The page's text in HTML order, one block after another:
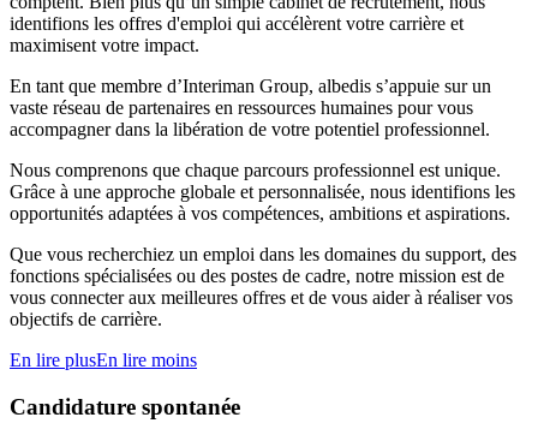
identifions les offres d'emploi qui accélèrent votre carrière et
maximisent votre impact.
En tant que membre d’Interiman Group, albedis s’appuie sur un
vaste réseau de partenaires en ressources humaines pour vous
accompagner dans la libération de votre potentiel professionnel.
Nous comprenons que chaque parcours professionnel est unique.
Grâce à une approche globale et personnalisée, nous identifions les
opportunités adaptées à vos compétences, ambitions et aspirations.
Que vous recherchiez un emploi dans les domaines du support, des
fonctions spécialisées ou des postes de cadre, notre mission est de
vous connecter aux meilleures offres et de vous aider à réaliser vos
objectifs de carrière.
En lire plusEn lire moins
Candidature spontanée